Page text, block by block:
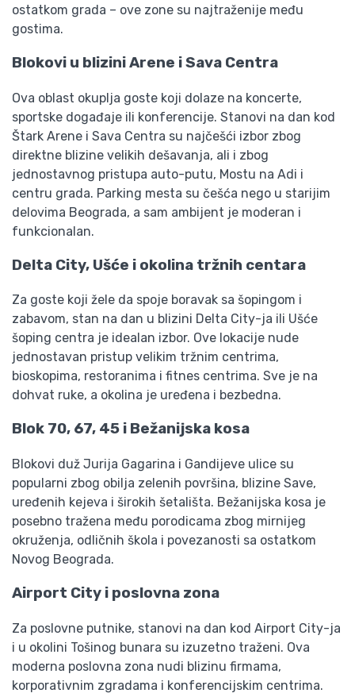
ostatkom grada – ove zone su najtraženije među
gostima.
Blokovi u blizini Arene i Sava Centra
Ova oblast okuplja goste koji dolaze na koncerte,
sportske događaje ili konferencije. Stanovi na dan kod
Štark Arene i Sava Centra su najčešći izbor zbog
direktne blizine velikih dešavanja, ali i zbog
jednostavnog pristupa auto-putu, Mostu na Adi i
centru grada. Parking mesta su češća nego u starijim
delovima Beograda, a sam ambijent je moderan i
funkcionalan.
Delta City, Ušće i okolina tržnih centara
Za goste koji žele da spoje boravak sa šopingom i
zabavom, stan na dan u blizini Delta City-ja ili Ušće
šoping centra je idealan izbor. Ove lokacije nude
jednostavan pristup velikim tržnim centrima,
bioskopima, restoranima i fitnes centrima. Sve je na
dohvat ruke, a okolina je uređena i bezbedna.
Blok 70, 67, 45 i Bežanijska kosa
Blokovi duž Jurija Gagarina i Gandijeve ulice su
popularni zbog obilja zelenih površina, blizine Save,
uređenih kejeva i širokih šetališta. Bežanijska kosa je
posebno tražena među porodicama zbog mirnijeg
okruženja, odličnih škola i povezanosti sa ostatkom
Novog Beograda.
Airport City i poslovna zona
Za poslovne putnike, stanovi na dan kod Airport City-ja
i u okolini Tošinog bunara su izuzetno traženi. Ova
moderna poslovna zona nudi blizinu firmama,
korporativnim zgradama i konferencijskim centrima.